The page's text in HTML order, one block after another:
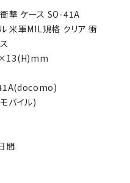
撃 ケース SO-41A
米軍MIL規格 クリア 衝
バイル)
間